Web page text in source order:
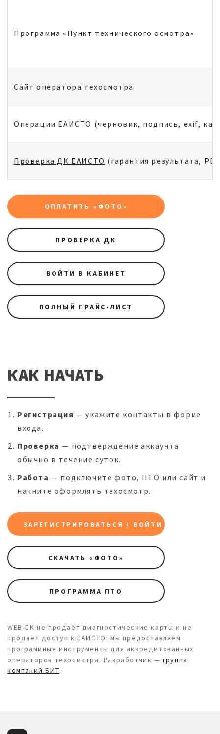
Программа «Пункт технического осмотра»
Сайт оператора техосмотра
Операции ЕАИСТО (черновик, подпись, exif,
Проверка ДК ЕАИСТО (гарантия результата,
ОПЛАТИТЬ «ФОТО»
ПРОВЕРКА ДК
ВОЙТИ В КАБИНЕТ
ПОЛНЫЙ ПРАЙС-ЛИСТ
КАК НАЧАТЬ
ТРИ ШАГА
Регистрация — укажите контакты в форме
входа.
Проверка — подтверждение аккаунта
обычно в течение суток.
Работа — подключите фото, ПТО или сайт и
начните оформлять техосмотр.
ЗАРЕГИСТРИРОВАТЬСЯ / ВОЙТИ
СКАЧАТЬ «ФОТО»
ПРОГРАММА ПТО
WEB-DK не продаёт диагностические карты и не
продаёт доступ к ЕАИСТО: мы предоставляем
программные инструменты для аккредитованных
операторов техосмотра. Разработчик —группа
компаний БИТ.